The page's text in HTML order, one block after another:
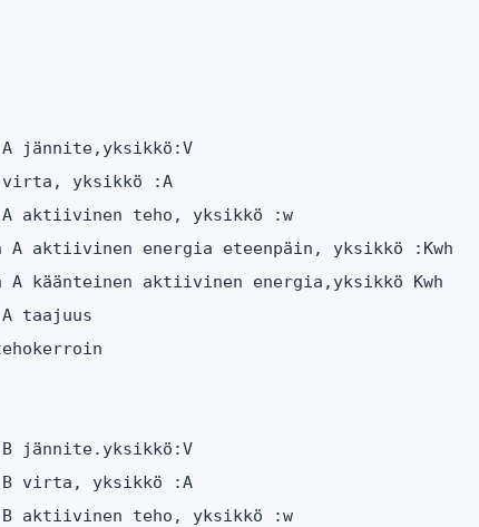
jännite,yksikkö:V
yksikkö :A
aktiivinen teho, yksikkö :w
A aktiivinen energia eteenpäin, yksikkö :Kwh
A käänteinen aktiivinen energia,yksikkö Kwh
taajuus
jännite.yksikkö:V
virta, yksikkö :A
aktiivinen teho, yksikkö :w